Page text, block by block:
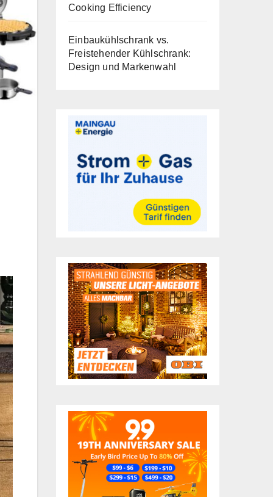
Cooking Efficiency
Einbaukühlschrank vs.
Freistehender Kühlschrank:
Design und Markenwahl